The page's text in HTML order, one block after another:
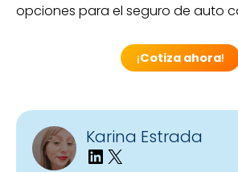
opciones para el seguro de auto
¡Cotiza ahora!
Karina Estrada